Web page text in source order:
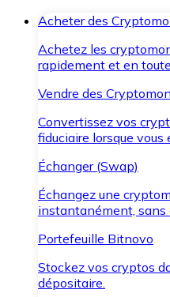
Acheter des
Achetez les
rapidement et en
Vendre des
Convertissez vos
fiduciaire lorsque vous
Échanger (Swap)
Échangez une
instantanément, sans
Portefeuille Bitnovo
Stockez vos cryptos
dépositaire.